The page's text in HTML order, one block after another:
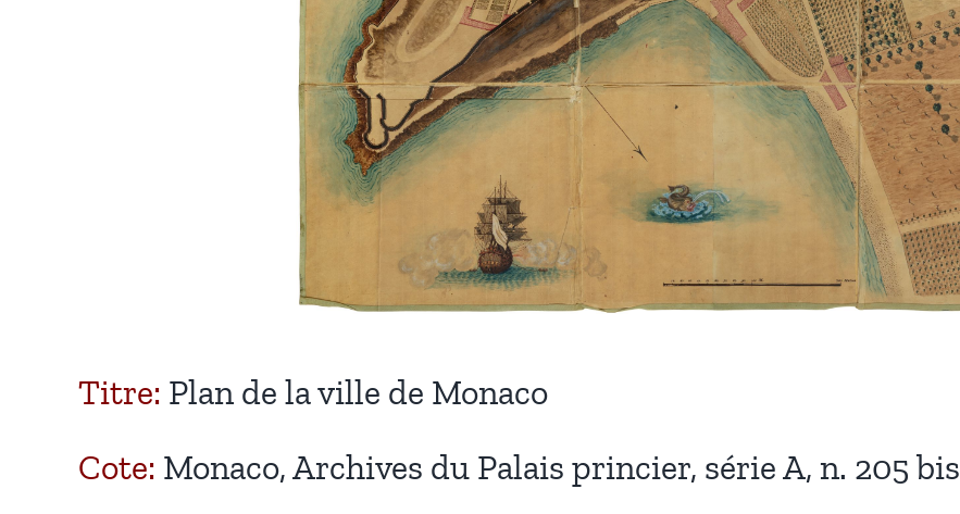
Titre: Plan de la ville de Monaco
Cote: Monaco, Archives du Palais princier, série A, n. 205 bis